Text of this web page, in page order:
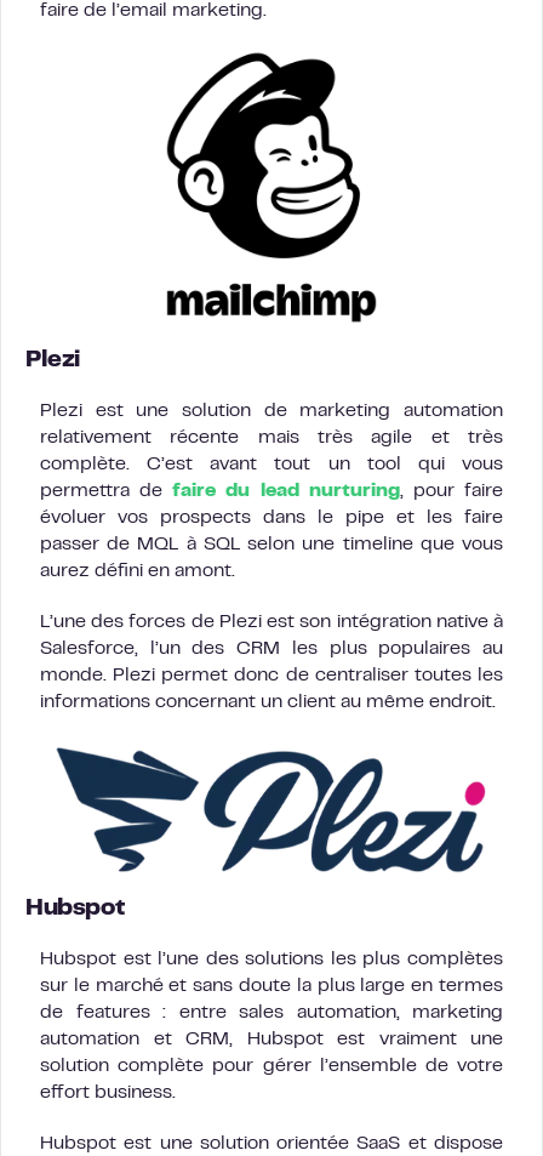
faire de l’email marketing.
Plezi
Plezi est une solution de marketing automation
relativement récente mais très agile et très
complète. C’est avant tout un tool qui vous
permettra defaire du lead nurturing, pour faire
évoluer vos prospects dans le pipe et les faire
passer de MQL à SQL selon une timeline que vous
aurez défini en amont.
L’une des forces de Plezi est son intégration native à
Salesforce, l’un des CRM les plus populaires au
monde. Plezi permet donc de centraliser toutes les
informations concernant un client au même endroit.
Hubspot
Hubspot est l’une des solutions les plus complètes
sur le marché et sans doute la plus large en termes
de features : entre sales automation, marketing
automation et CRM, Hubspot est vraiment une
solution complète pour gérer l’ensemble de votre
effort business.
Hubspot est une solution orientée SaaS et dispose